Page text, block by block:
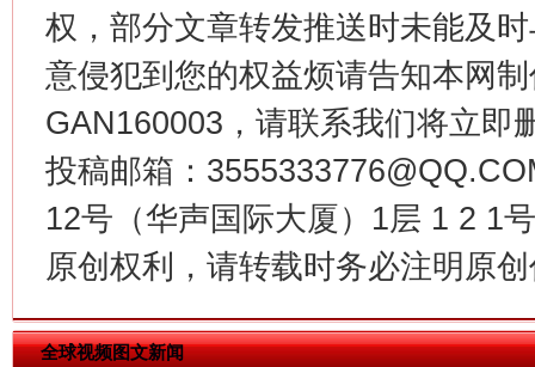
权，部分文章转发推送时未能及
意侵犯到您的权益烦请告知本网
GAN160003，请联系我们将立即
投稿邮箱：
12号（华声国际大厦）1层 1 2 1
原创权利，请转载时务必注明原
全球视频图文新闻
在谋一域中谋全局
今